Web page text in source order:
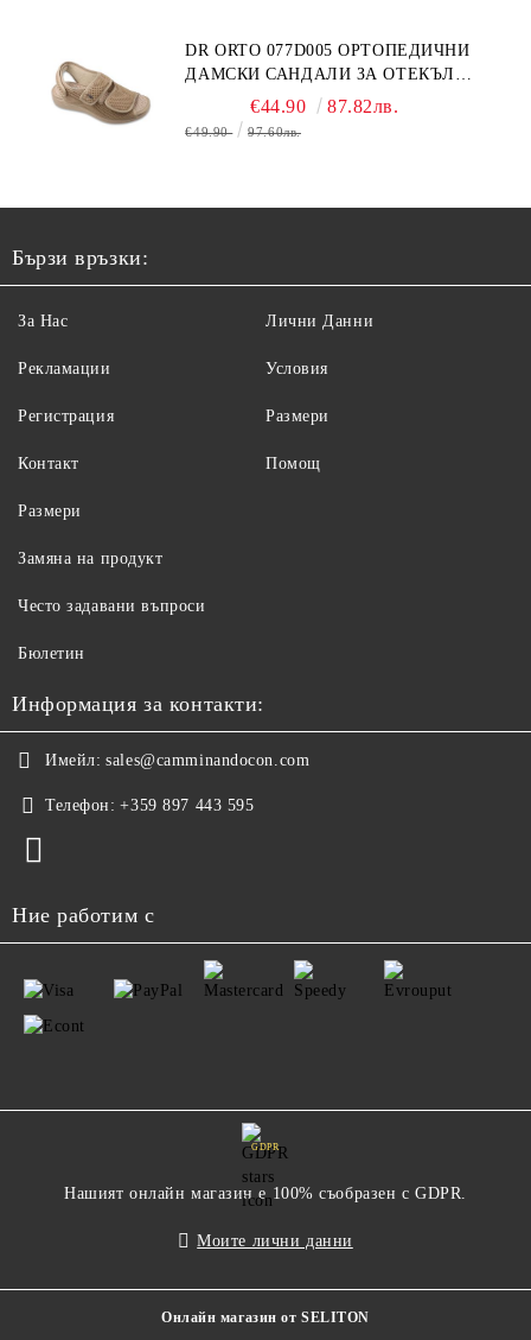
DR ORTO 077D005 ОРТОПЕДИЧНИ
ДАМСКИ САНДАЛИ ЗА ОТЕКЪЛ
КРАК, БЕЖОВИ
€44.90 87.82лв.
€49.90 97.60лв.
Бързи връзки:
За Нас
Рекламации
Регистрация
Контакт
Лични Данни
Условия
Размери
Помощ
Размери
Замяна на продукт
Често задавани въпроси
Бюлетин
Информация за контакти:
Имейл: sales@camminandocon.com
Телефон: +359 897 443 595
Ние работим с
GDPR
Нашият онлайн магазин е 100% съобразен с GDPR.
Моите лични данни
Онлайн магазин от SELITON